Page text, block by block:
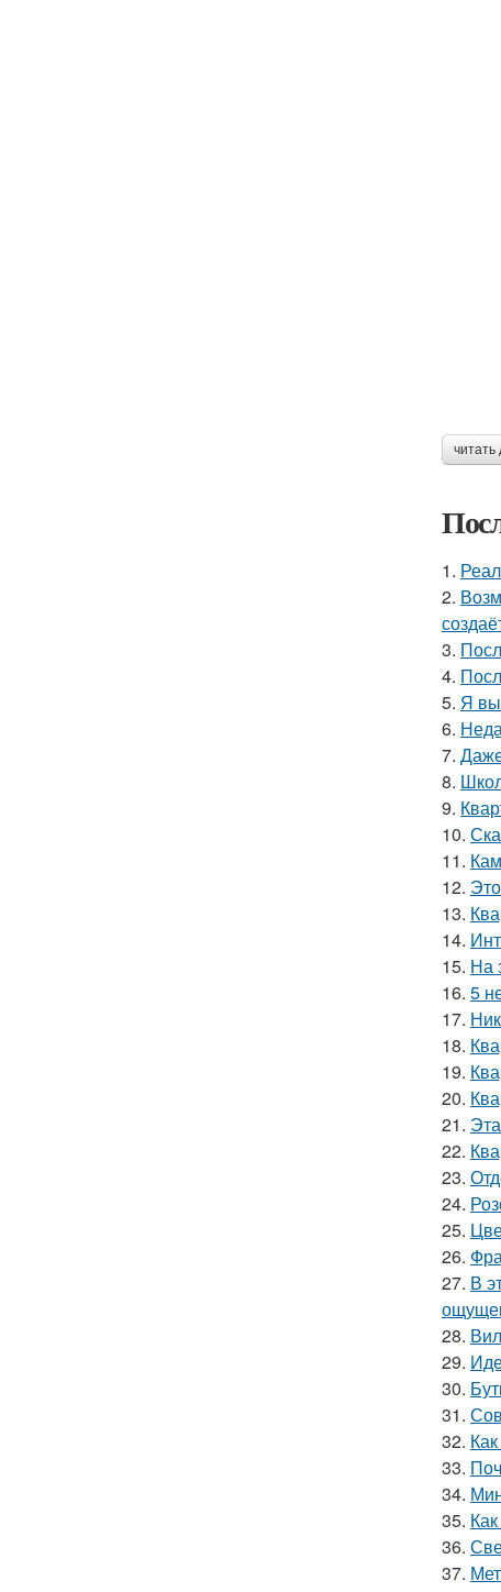
1.
2.
3.
4.
5. Я
6.
7.
8.
9.
10.
11.
12.
13.
14.
15. На
16. 5
17.
18.
19.
20.
21.
22.
23.
24.
25.
26.
27. В
28.
29.
30.
31.
32.
33.
34.
35.
36.
37.